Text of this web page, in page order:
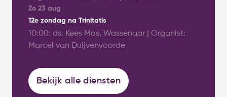
Zo 23 aug
12e zondag na Trinitatis
10:00: ds. Kees Mos, Wassenaar | Organist:
Marcel van Duijvenvoorde
Bekijk alle diensten